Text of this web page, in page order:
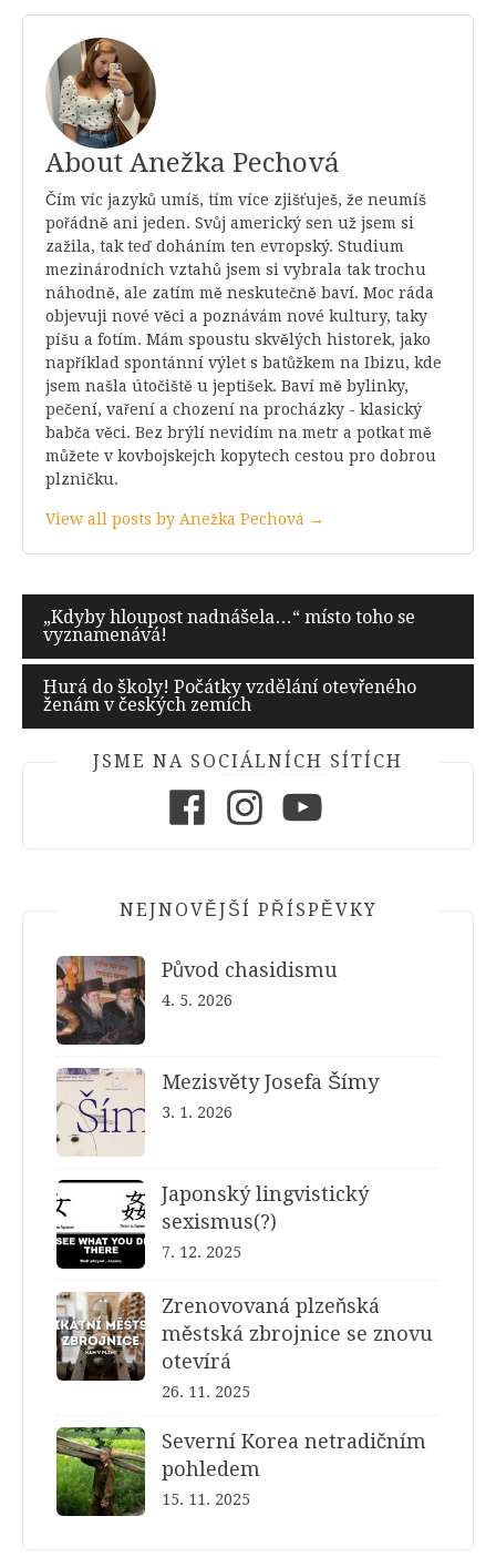
About Anežka Pechová
Čím víc jazyků umíš, tím více zjišťuješ, že neumíš
pořádně ani jeden. Svůj americký sen už jsem si
zažila, tak teď doháním ten evropský. Studium
mezinárodních vztahů jsem si vybrala tak trochu
náhodně, ale zatím mě neskutečně baví. Moc ráda
objevuji nové věci a poznávám nové kultury, taky
píšu a fotím. Mám spoustu skvělých historek, jako
například spontánní výlet s batůžkem na Ibizu, kde
jsem našla útočiště u jeptišek. Baví mě bylinky,
pečení, vaření a chození na procházky - klasický
babča věci. Bez brýlí nevidím na metr a potkat mě
můžete v kovbojskejch kopytech cestou pro dobrou
plzničku.
View all posts by Anežka Pechová →
Navigace
pro
příspěvek
„Kdyby hloupost nadnášela…“ místo toho se
vyznamenává!
Hurá do školy! Počátky vzdělání otevřeného
ženám v českých zemích
JSME NA SOCIÁLNÍCH SÍTÍCH
NEJNOVĚJŠÍ PŘÍSPĚVKY
Původ chasidismu
4. 5. 2026
Mezisvěty Josefa Šímy
3. 1. 2026
Japonský lingvistický
sexismus(?)
7. 12. 2025
Zrenovovaná plzeňská
městská zbrojnice se znovu
otevírá
26. 11. 2025
Severní Korea netradičním
pohledem
15. 11. 2025